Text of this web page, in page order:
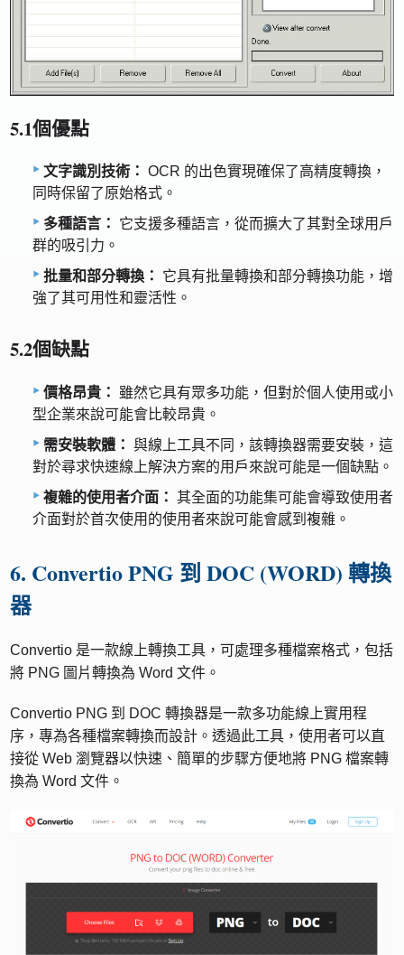
5.1個優點
文字識別技術： OCR 的出色實現確保了高精度轉換，
同時保留了原始格式。
多種語言：
它支援多種語言，從而擴大了其對全球用戶
群的吸引力。
批量和部分轉換：
它具有批量轉換和部分轉換功能，增
強了其可用性和靈活性。
5.2個缺點
價格昂貴：
雖然它具有眾多功能，但對於個人使用或小
型企業來說可能會比較昂貴。
需安裝軟體： 與線上工具不同，該轉換器需要安裝，這
對於尋求快速線上解決方案的用戶來說可能是一個缺點。
複雜的使用者介面： 其全面的功能集可能會導致使用者
介面對於首次使用的使用者來說可能會感到複雜。
6. Convertio PNG 到 DOC (WORD) 轉換
器
Convertio 是一款線上轉換工具，可處理多種檔案格式，包括
將 PNG 圖片轉換為 Word 文件。
Convertio PNG 到 DOC 轉換器是一款多功能線上實用程
序，專為各種檔案轉換而設計。透過此工具，使用者可以直
接從 Web 瀏覽器以快速、簡單的步驟方便地將 PNG 檔案轉
換為 Word 文件。